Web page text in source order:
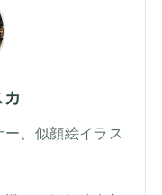
、似顔絵イラス